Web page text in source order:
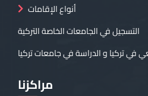
أنواع الإقامات
التسجيل في الجامعات الخاصة التركية
في تركيا و الدراسة في جامعات تركيا
مراكزنا